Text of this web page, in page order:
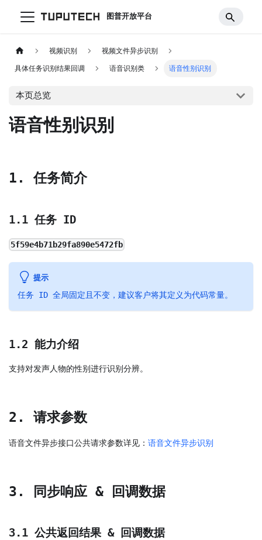
图普开放平台
视频识别 视频文件异步识别
具体任务识别结果回调 语音识别类 语音性别识别
本页总览
语音性别识别
1. 任务简介
1.1 任务 ID
5f59e4b71b29fa890e5472fb
提示
任务 ID 全局固定且不变，建议客户将其定义为代码常量。
1.2 能力介绍
支持对发声人物的性别进行识别分辨。
2. 请求参数
语音文件异步接口公共请求参数详见：语音文件异步识别
3. 同步响应 & 回调数据
3.1 公共返回结果 & 回调数据